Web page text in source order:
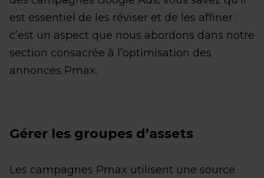
est essentiel de les réviser et de les affiner :
c’est un aspect que nous abordons dans notre
section consacrée à l’optimisation des
annonces Pmax.
Gérer les groupes d’assets
Les campagnes Pmax utilisent une source